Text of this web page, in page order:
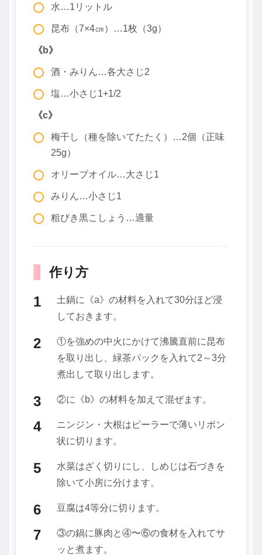
水…1リットル
昆布（7×4㎝）…1枚（3g）
《b》
酒・みりん…各大さじ2
塩…小さじ1+1/2
《c》
梅干し（種を除いてたたく）…2個（正味
25g）
オリーブオイル…大さじ1
みりん…小さじ1
粗びき黒こしょう…適量
作り方
土鍋に《a》の材料を入れて30分ほど浸
しておきます。
①を強めの中火にかけて沸騰直前に昆布
を取り出し、緑茶パックを入れて2～3分
煮出して取り出します。
②に《b》の材料を加えて混ぜます。
ニンジン・大根はピーラーで薄いリボン
状に切ります。
水菜はざく切りにし、しめじは石づきを
除いて小房に分けます。
豆腐は4等分に切ります。
③の鍋に豚肉と④〜⑥の食材を入れてサ
ッと煮ます。